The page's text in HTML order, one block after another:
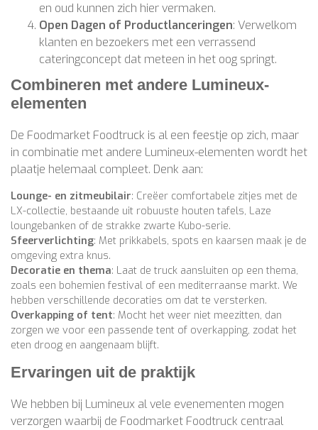
en oud kunnen zich hier vermaken.
Open Dagen of Productlanceringen: Verwelkom
klanten en bezoekers met een verrassend
cateringconcept dat meteen in het oog springt.
Combineren met andere Lumineux-
elementen
De Foodmarket Foodtruck is al een feestje op zich, maar
in combinatie met andere Lumineux-elementen wordt het
plaatje helemaal compleet. Denk aan:
Lounge- en zitmeubilair: Creëer comfortabele zitjes met de
LX-collectie, bestaande uit robuuste houten tafels, Laze
loungebanken of de strakke zwarte Kubo-serie.
Sfeerverlichting: Met prikkabels, spots en kaarsen maak je de
omgeving extra knus.
Decoratie en thema: Laat de truck aansluiten op een thema,
zoals een bohemien festival of een mediterraanse markt. We
hebben verschillende decoraties om dat te versterken.
Overkapping of tent: Mocht het weer niet meezitten, dan
zorgen we voor een passende tent of overkapping, zodat het
eten droog en aangenaam blijft.
Ervaringen uit de praktijk
We hebben bij Lumineux al vele evenementen mogen
verzorgen waarbij de Foodmarket Foodtruck centraal